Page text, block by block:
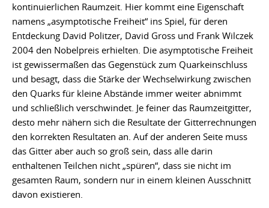
kontinuierlichen Raumzeit. Hier kommt eine Eigenschaft
namens „asymptotische Freiheit“ ins Spiel, für deren
Entdeckung David Politzer, David Gross und Frank Wilczek
2004 den Nobelpreis erhielten. Die asymptotische Freiheit
ist gewissermaßen das Gegenstück zum Quarkeinschluss
und besagt, dass die Stärke der Wechselwirkung zwischen
den Quarks für kleine Abstände immer weiter abnimmt
und schließlich verschwindet. Je feiner das Raumzeitgitter,
desto mehr nähern sich die Resultate der Gitterrechnungen
den korrekten Resultaten an. Auf der anderen Seite muss
das Gitter aber auch so groß sein, dass alle darin
enthaltenen Teilchen nicht „spüren“, dass sie nicht im
gesamten Raum, sondern nur in einem kleinen Ausschnitt
davon existieren.